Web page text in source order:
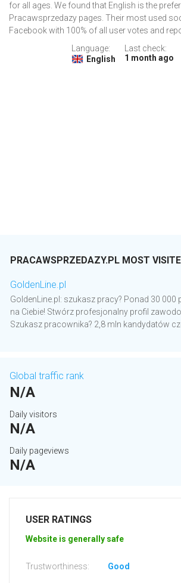
for all ages. We found that English is the
Pracawsprzedazy pages. Their most used
Facebook with 100% of all user votes and
Language:
English
Last check:
1 month ago
PRACAWSPRZEDAZY.PL MOST
GoldenLine.pl
GoldenLine.pl: szukasz pracy? Ponad 30
na Ciebie! Stwórz profesjonalny profil
Szukasz pracownika? 2,8 mln kandydatów
Global traffic rank
N/A
Daily visitors
N/A
Daily pageviews
N/A
USER RATINGS
Website is generally safe
Trustworthiness: Good